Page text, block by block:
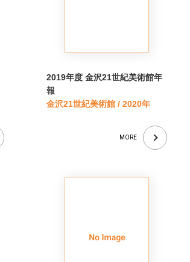
2019年度 金沢21世紀美術館年
報
金沢21世紀美術館 / 2020年
MORE